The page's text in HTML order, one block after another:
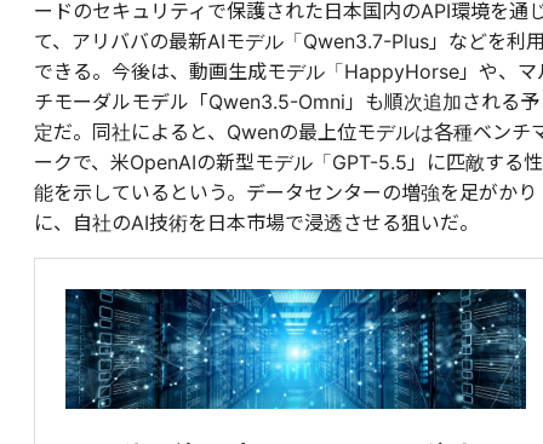
ードのセキュリティで保護された日本国内のAPI環境を通
て、アリババの最新AIモデル「Qwen3.7-Plus」などを利
できる。今後は、動画生成モデル「HappyHorse」や、マ
チモーダルモデル「Qwen3.5-Omni」も順次追加される予
定だ。同社によると、Qwenの最上位モデルは各種ベンチ
ークで、米OpenAIの新型モデル「GPT-5.5」に匹敵する性
能を示しているという。データセンターの増強を足がかり
に、自社のAI技術を日本市場で浸透させる狙いだ。